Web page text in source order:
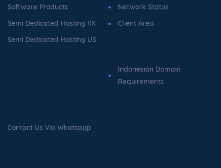
Software Products
Semi Dedicated Hosting IIX
Semi Dedicated Hosting US
Network Status
Client Area
Indonesian Domain
Requirements
Contact Us Via Whatsapp